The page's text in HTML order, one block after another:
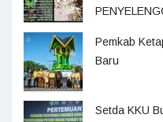
Pemkab
Baru
Setda KKU